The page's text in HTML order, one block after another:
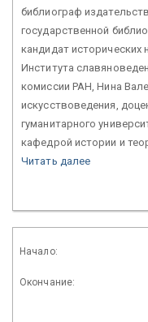
библиограф
государственной
кандидат исторических
Института
комиссии РАН, Нина
искусствоведения,
гуманитарного
кафедрой истории и
Читать далее
Начало:
Окончание: